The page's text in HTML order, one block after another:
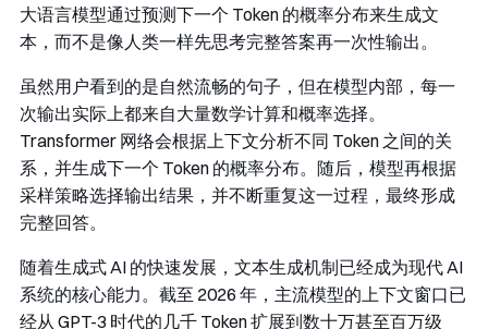
大语言模型通过预测下一个 Token 的概率分布来生成文
本，而不是像人类一样先思考完整答案再一次性输出。
虽然用户看到的是自然流畅的句子，但在模型内部，每一
次输出实际上都来自大量数学计算和概率选择。
Transformer 网络会根据上下文分析不同 Token 之间的关
系，并生成下一个 Token 的概率分布。随后，模型再根据
采样策略选择输出结果，并不断重复这一过程，最终形成
完整回答。
随着生成式 AI 的快速发展，文本生成机制已经成为现代 AI
系统的核心能力。截至 2026 年，主流模型的上下文窗口已
经从 GPT-3 时代的几千 Token 扩展到数十万甚至百万级